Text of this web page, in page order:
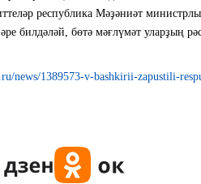
республика Мәҙәниәт
билдәләй, бөтә мәғлүмәт уларҙың
news/1389573-v-bashkirii-zapustili-